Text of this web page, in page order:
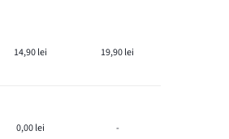
14,90 lei 19,90 lei
0,00 lei -